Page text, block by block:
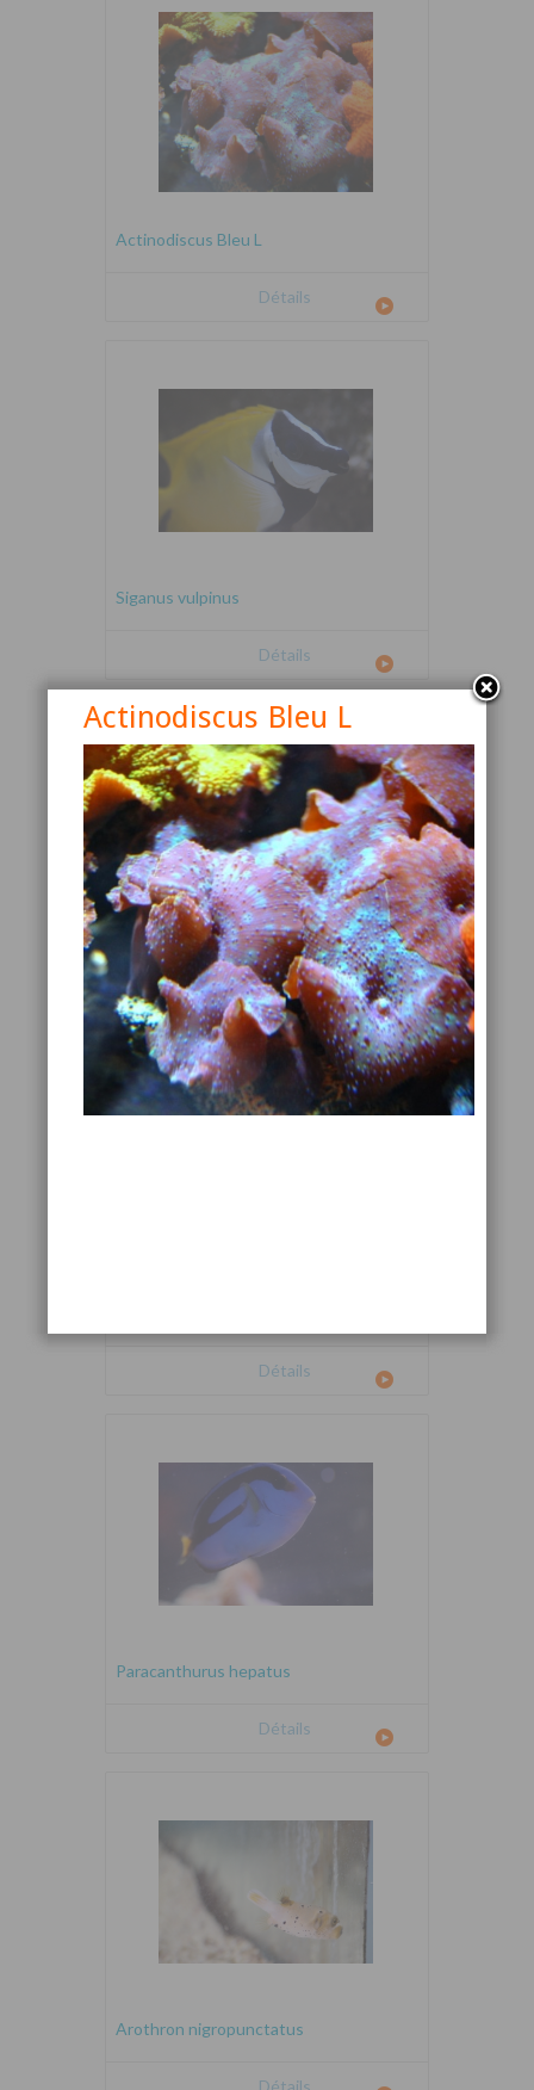
Actinodiscus Bleu L
Détails
Siganus vulpinus
Détails
Canthigaster valentini
Détails
Détails
Paracanthurus hepatus
Détails
Arothron nigropunctatus
Détails
Actinodiscus Bleu L